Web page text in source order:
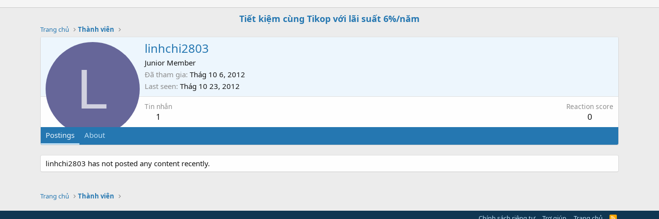
Tiết kiệm cùng Tikop với lãi suất 6%/năm
Trang chủ Thành viên
L
linhchi2803
Junior Member
Đã tham gia Thág 10 6, 2012
Last seen Thág 10 23, 2012
Tin nhắn
1
Reaction score
0
Postings About
linhchi2803 has not posted any content recently.
Trang chủ Thành viên
R